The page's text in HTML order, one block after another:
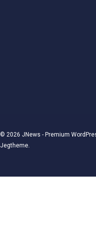
© 2026 JNews - Premium
Jegtheme.